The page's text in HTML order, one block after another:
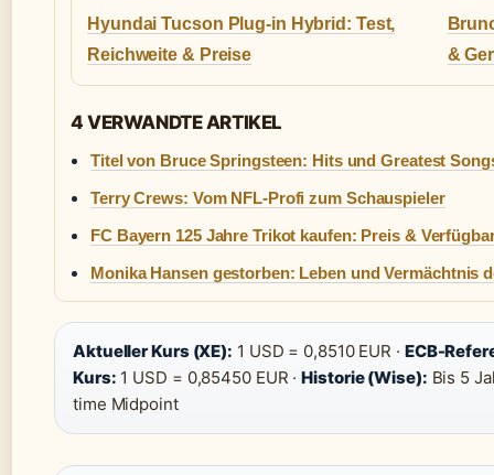
Hyundai Tucson Plug-in Hybrid: Test,
Reichweite & Preise
&
4 VERWANDTE ARTIKEL
Titel von Bruce Springsteen: Hits und Greatest
Terry Crews: Vom NFL-Profi zum Schauspieler
FC Bayern 125 Jahre Trikot kaufen: Preis &
Monika Hansen gestorben: Leben und Vermächtnis
Aktueller Kurs (XE): 1 USD = 0,8510 EUR · ECB-
Kurs: 1 USD = 0,85450 EUR ·Historie (Wise): Bis 5
time Midpoint